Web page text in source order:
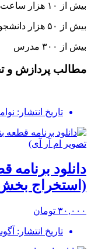
بیش از ۱۰ هزار ساعت ویدئوی آموزشی
بیش از ۵۰ هزار دانشجو
بیش از ۳۰۰ مدرس
مطالب پردازش و
تاریخ انتشار: نوامبر 8,
دانلود
(استخراج بخش
۳۰,۰۰۰ تومان
تاریخ انتشار: آگوست